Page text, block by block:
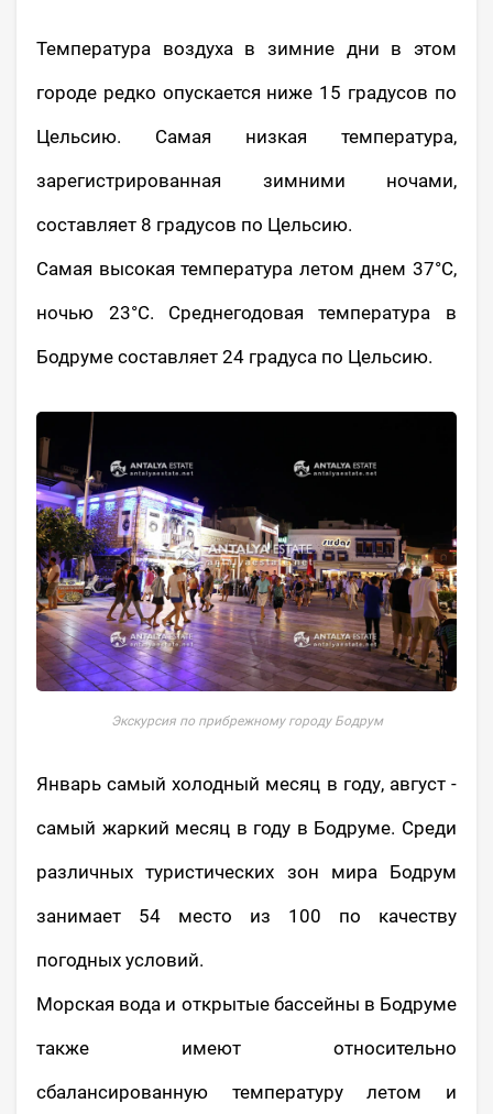
Температура воздуха в зимние дни в этом
городе редко опускается ниже 15 градусов по
Цельсию. Самая низкая температура,
зарегистрированная зимними ночами,
составляет 8 градусов по Цельсию.
Самая высокая температура летом днем 37°C,
ночью 23°C. Среднегодовая температура в
Бодруме составляет 24 градуса по Цельсию.
Экскурсия по прибрежному городу Бодрум
Январь самый холодный месяц в году, август -
самый жаркий месяц в году в Бодруме. Среди
различных туристических зон мира Бодрум
занимает 54 место из 100 по качеству
погодных условий.
Морская вода и открытые бассейны в Бодруме
также имеют относительно
сбалансированную температуру летом и